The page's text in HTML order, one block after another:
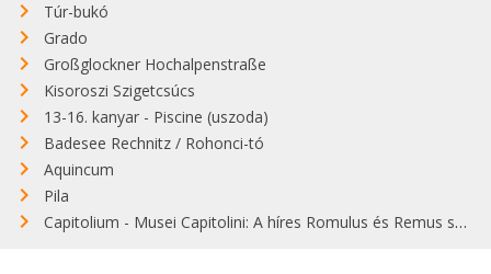
Túr-bukó
Grado
Großglockner Hochalpenstraße
Kisoroszi Szigetcsúcs
13-16. kanyar - Piscine (uszoda)
Badesee Rechnitz / Rohonci-tó
Aquincum
Pila
Capitolium - Musei Capitolini: A híres Romulus és Remus szobor őrzője